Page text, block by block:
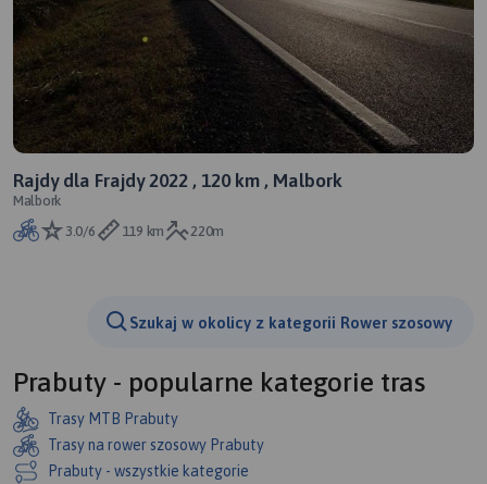
Rajdy dla Frajdy 2022 , 120 km , Malbork
Malbork
3.0/6
119 km 220m
Szukaj w okolicy z kategorii Rower szosowy
Prabuty - popularne kategorie tras
Trasy MTB Prabuty
Trasy na rower szosowy Prabuty
Prabuty - wszystkie kategorie